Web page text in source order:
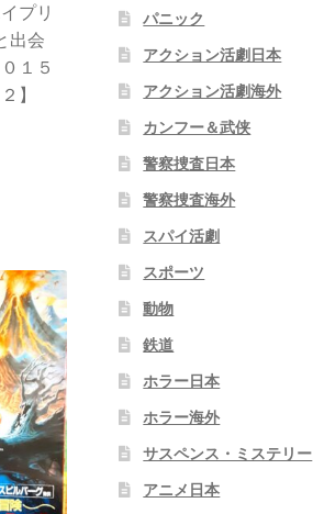
プリ
出会
１５
】
パニック
アクション活劇日本
アクション活劇海外
カンフー＆武侠
警察捜査日本
警察捜査海外
スパイ活劇
スポーツ
動物
鉄道
ホラー日本
ホラー海外
サスペンス・ミステリー
アニメ日本